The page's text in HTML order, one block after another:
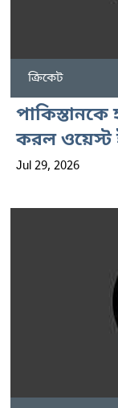
ক্রিকেট
করল ওয়েস্ট
Jul 29, 2026